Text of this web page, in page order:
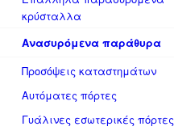
κρύσταλλα
Ανασυρόμενα παράθυρα
Προσόψεις καταστημάτων
Αυτόματες πόρτες
Γυάλινες εσωτερικές πόρτες